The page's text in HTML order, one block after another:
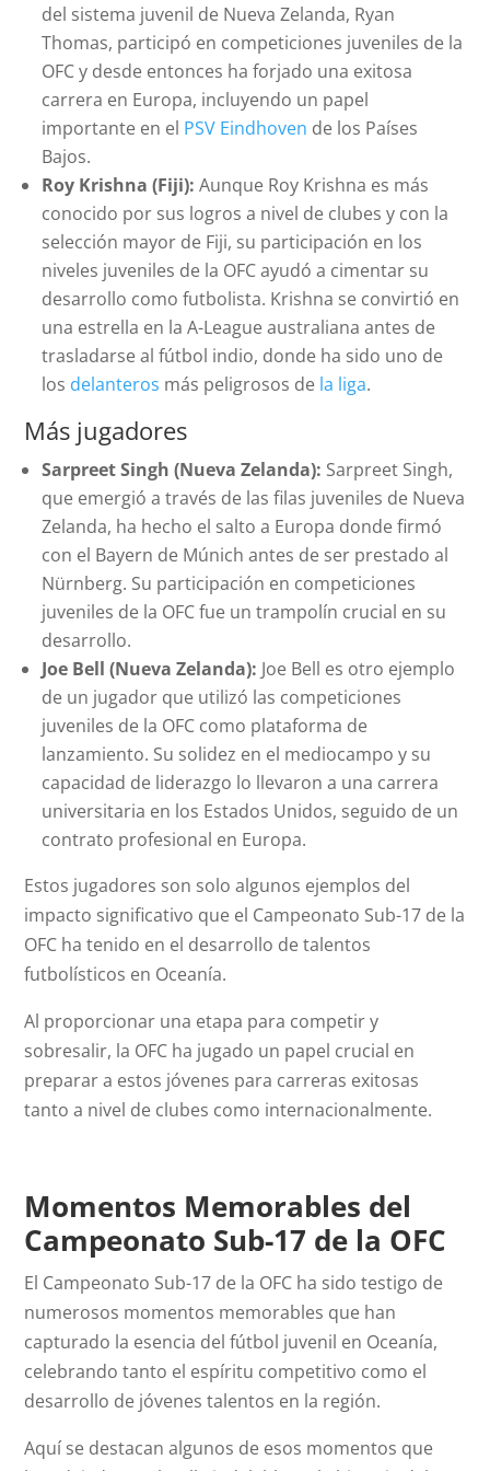
del sistema juvenil de Nueva Zelanda, Ryan
Thomas, participó en competiciones juveniles de la
OFC y desde entonces ha forjado una exitosa
carrera en Europa, incluyendo un papel
importante en el PSV Eindhoven de los Países
Bajos.
Roy Krishna (Fiji): Aunque Roy Krishna es más
conocido por sus logros a nivel de clubes y con la
selección mayor de Fiji, su participación en los
niveles juveniles de la OFC ayudó a cimentar su
desarrollo como futbolista. Krishna se convirtió en
una estrella en la A-League australiana antes de
trasladarse al fútbol indio, donde ha sido uno de
los delanteros más peligrosos de la liga.
Más jugadores
Sarpreet Singh (Nueva Zelanda): Sarpreet Singh,
que emergió a través de las filas juveniles de Nueva
Zelanda, ha hecho el salto a Europa donde firmó
con el Bayern de Múnich antes de ser prestado al
Nürnberg. Su participación en competiciones
juveniles de la OFC fue un trampolín crucial en su
desarrollo.
Joe Bell (Nueva Zelanda): Joe Bell es otro ejemplo
de un jugador que utilizó las competiciones
juveniles de la OFC como plataforma de
lanzamiento. Su solidez en el mediocampo y su
capacidad de liderazgo lo llevaron a una carrera
universitaria en los Estados Unidos, seguido de un
contrato profesional en Europa.
Estos jugadores son solo algunos ejemplos del
impacto significativo que el Campeonato Sub-17 de la
OFC ha tenido en el desarrollo de talentos
futbolísticos en Oceanía.
Al proporcionar una etapa para competir y
sobresalir, la OFC ha jugado un papel crucial en
preparar a estos jóvenes para carreras exitosas
tanto a nivel de clubes como internacionalmente.
Momentos Memorables del
Campeonato Sub-17 de la OFC
El Campeonato Sub-17 de la OFC ha sido testigo de
numerosos momentos memorables que han
capturado la esencia del fútbol juvenil en Oceanía,
celebrando tanto el espíritu competitivo como el
desarrollo de jóvenes talentos en la región.
Aquí se destacan algunos de esos momentos que